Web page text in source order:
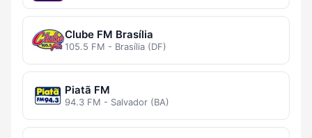
Clube FM Brasília
105.5 FM - Brasília (DF)
Piatã FM
94.3 FM - Salvador (BA)